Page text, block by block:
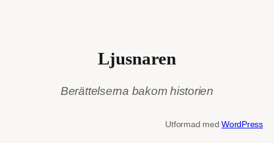
Ljusnaren
Berättelserna bakom historien
Utformad medWordPress